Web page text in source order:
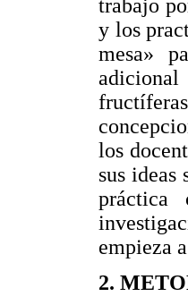
trabajo
y los
mesa»
los
sus ideas
práctica
empieza
2.